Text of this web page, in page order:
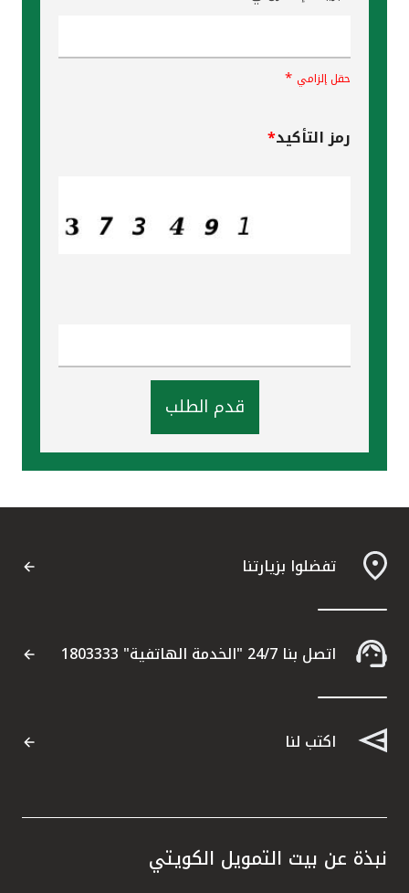
حقل إلزامي *
رمز التأكيد*
قدم الطلب
تفضلوا بزيارتنا
اتصل بنا 24/7 "الخدمة الهاتفية" 1803333
اكتب لنا
نبذة عن بيت التمويل الكويتي